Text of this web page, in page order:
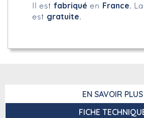
Il est fabriqué en France. La
est gratuite.
EN SAVOIR PLUS
FICHE